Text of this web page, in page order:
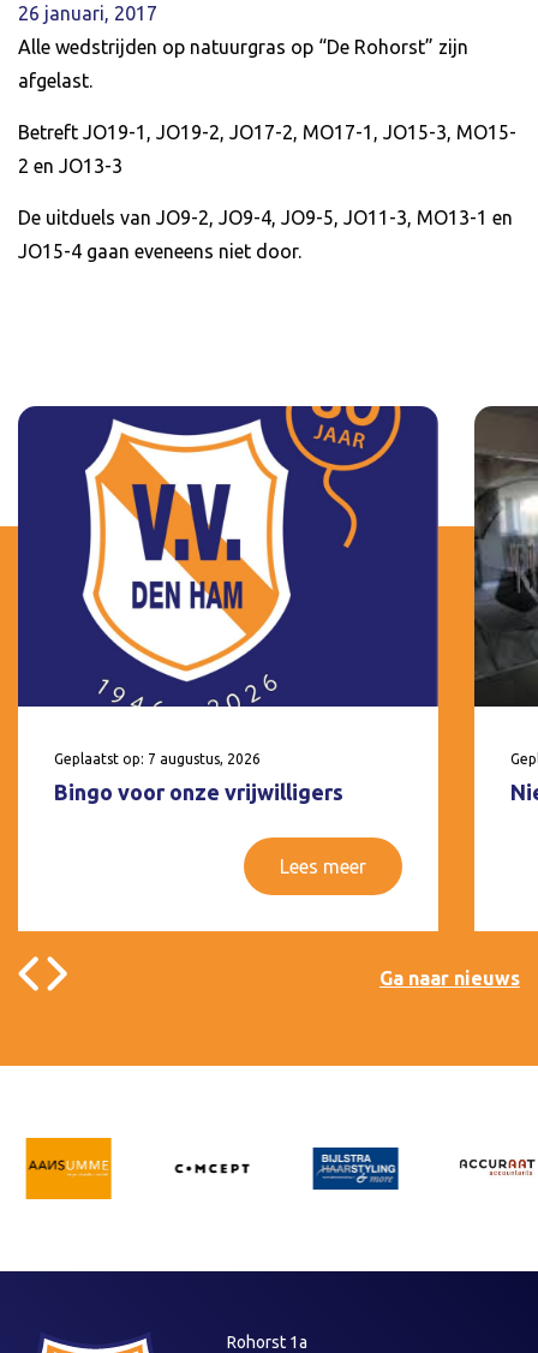
26 januari, 2017
Alle wedstrijden op natuurgras op “De Rohorst” zijn
afgelast.
Betreft JO19-1, JO19-2, JO17-2, MO17-1, JO15-3, MO15-
2 en JO13-3
De uitduels van JO9-2, JO9-4, JO9-5, JO11-3, MO13-1 en
JO15-4 gaan eveneens niet door.
Geplaatst op: 7 augustus, 2026
Bingo voor onze vrijwilligers
Lees meer
Ga naar nieuws
Rohorst 1a